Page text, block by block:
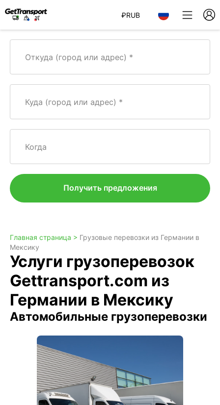
₽RUB
Откуда (город или адрес)
Куда (город или адрес)
Когда
Получить предложения
Главная страница > Грузовые перевозки из Германии в
Мексику
Услуги грузоперевозок
Gettransport.com из
Германии в Мексику
Автомобильные грузоперевозки